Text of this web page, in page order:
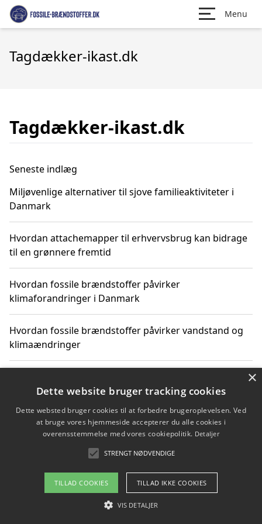
Menu
Tagdækker-ikast.dk
Tagdækker-ikast.dk
Seneste indlæg
Miljøvenlige alternativer til sjove familieaktiviteter i
Danmark
Hvordan attachemapper til erhvervsbrug kan bidrage
til en grønnere fremtid
Hvordan fossile brændstoffer påvirker
klimaforandringer i Danmark
Hvordan fossile brændstoffer påvirker vandstand og
klimaændringer
vores perspektiv
Copyright 2026 - Pilanto Aps
Om / kontakt
×
Dette website bruger tracking cookies
Dette websted bruger cookies til at forbedre brugeroplevelsen. Ved
at bruge vores hjemmeside accepterer du alle cookies i
overensstemmelse med vores cookiepolitik. Detaljer
STRENGT NØDVENDIGE
TILLAD COOKIES TILLAD IKKE COOKIES
VIS DETALJER